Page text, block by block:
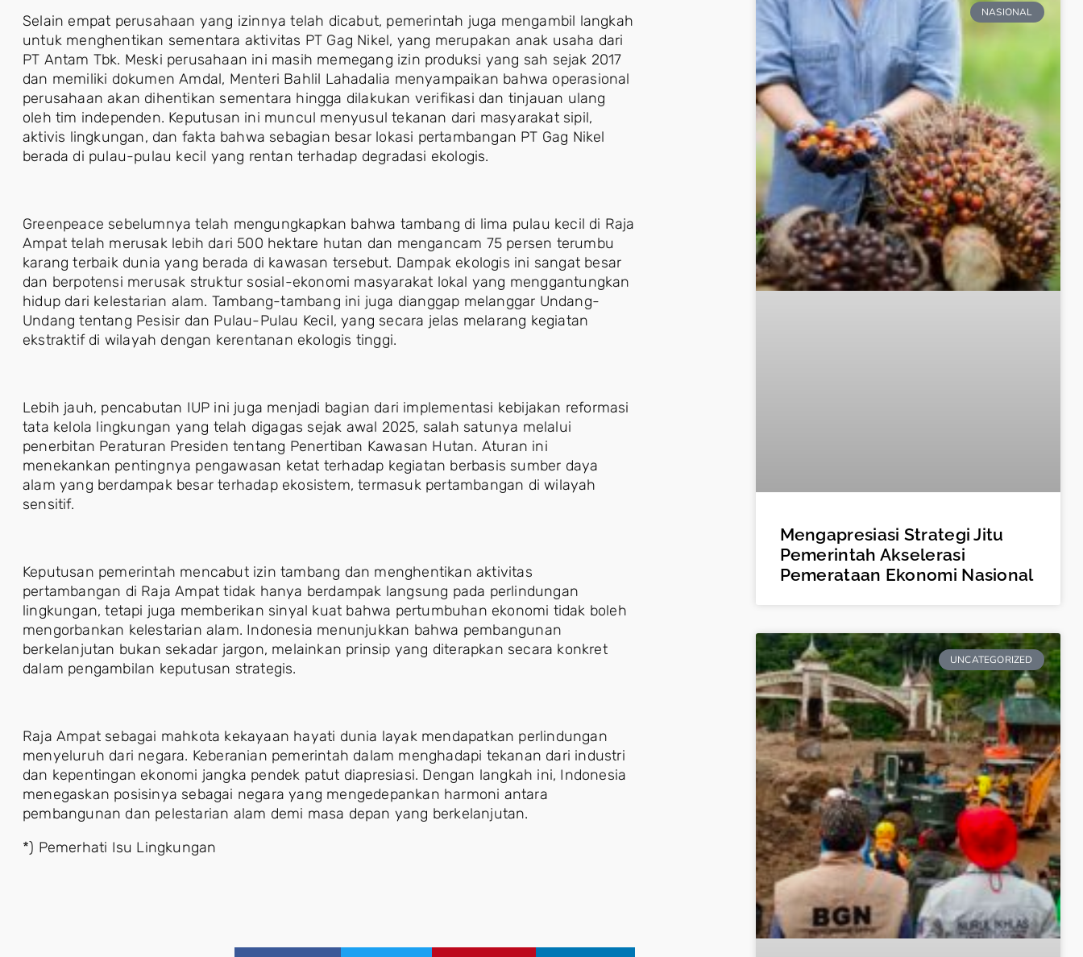
Selain empat perusahaan yang izinnya telah dicabut, pemerintah juga mengambil langkah
untuk menghentikan sementara aktivitas PT Gag Nikel, yang merupakan anak usaha dari
PT Antam Tbk. Meski perusahaan ini masih memegang izin produksi yang sah sejak 2017
dan memiliki dokumen Amdal, Menteri Bahlil Lahadalia menyampaikan bahwa operasional
perusahaan akan dihentikan sementara hingga dilakukan verifikasi dan tinjauan ulang
oleh tim independen. Keputusan ini muncul menyusul tekanan dari masyarakat sipil,
aktivis lingkungan, dan fakta bahwa sebagian besar lokasi pertambangan PT Gag Nikel
berada di pulau-pulau kecil yang rentan terhadap degradasi ekologis.
Greenpeace sebelumnya telah mengungkapkan bahwa tambang di lima pulau kecil di Raja
Ampat telah merusak lebih dari 500 hektare hutan dan mengancam 75 persen terumbu
karang terbaik dunia yang berada di kawasan tersebut. Dampak ekologis ini sangat besar
dan berpotensi merusak struktur sosial-ekonomi masyarakat lokal yang menggantungkan
hidup dari kelestarian alam. Tambang-tambang ini juga dianggap melanggar Undang-
Undang tentang Pesisir dan Pulau-Pulau Kecil, yang secara jelas melarang kegiatan
ekstraktif di wilayah dengan kerentanan ekologis tinggi.
Lebih jauh, pencabutan IUP ini juga menjadi bagian dari implementasi kebijakan reformasi
tata kelola lingkungan yang telah digagas sejak awal 2025, salah satunya melalui
penerbitan Peraturan Presiden tentang Penertiban Kawasan Hutan. Aturan ini
menekankan pentingnya pengawasan ketat terhadap kegiatan berbasis sumber daya
alam yang berdampak besar terhadap ekosistem, termasuk pertambangan di wilayah
sensitif.
Keputusan pemerintah mencabut izin tambang dan menghentikan aktivitas
pertambangan di Raja Ampat tidak hanya berdampak langsung pada perlindungan
lingkungan, tetapi juga memberikan sinyal kuat bahwa pertumbuhan ekonomi tidak boleh
mengorbankan kelestarian alam. Indonesia menunjukkan bahwa pembangunan
berkelanjutan bukan sekadar jargon, melainkan prinsip yang diterapkan secara konkret
dalam pengambilan keputusan strategis.
Raja Ampat sebagai mahkota kekayaan hayati dunia layak mendapatkan perlindungan
menyeluruh dari negara. Keberanian pemerintah dalam menghadapi tekanan dari industri
dan kepentingan ekonomi jangka pendek patut diapresiasi. Dengan langkah ini, Indonesia
menegaskan posisinya sebagai negara yang mengedepankan harmoni antara
pembangunan dan pelestarian alam demi masa depan yang berkelanjutan.
*) Pemerhati Isu Lingkungan
NASIONAL
Mengapresiasi Strategi Jitu
Pemerintah Akselerasi
Pemerataan Ekonomi Nasional
UNCATEGORIZED